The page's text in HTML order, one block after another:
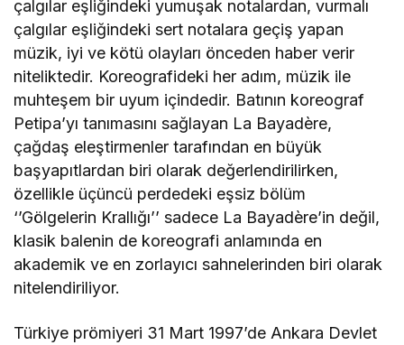
çalgılar eşliğindeki yumuşak notalardan, vurmalı
çalgılar eşliğindeki sert notalara geçiş yapan
müzik, iyi ve kötü olayları önceden haber verir
niteliktedir. Koreografideki her adım, müzik ile
muhteşem bir uyum içindedir. Batının koreograf
Petipa’yı tanımasını sağlayan La Bayadère,
çağdaş eleştirmenler tarafından en büyük
başyapıtlardan biri olarak değerlendirilirken,
özellikle üçüncü perdedeki eşsiz bölüm
‘’Gölgelerin Krallığı’’ sadece La Bayadère’in değil,
klasik balenin de koreografi anlamında en
akademik ve en zorlayıcı sahnelerinden biri olarak
nitelendiriliyor.
Türkiye prömiyeri 31 Mart 1997’de Ankara Devlet